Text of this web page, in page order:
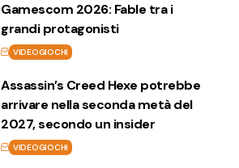
Gamescom 2026: Fable tra i
grandi protagonisti
VIDEOGIOCHI
Assassin’s Creed Hexe potrebbe
arrivare nella seconda metà del
2027, secondo un insider
VIDEOGIOCHI